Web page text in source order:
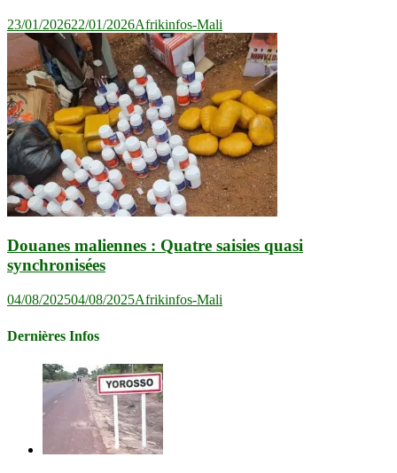
23/01/202622/01/2026Afrikinfos-Mali
Douanes maliennes : Quatre saisies quasi
synchronisées
04/08/202504/08/2025Afrikinfos-Mali
Dernières Infos